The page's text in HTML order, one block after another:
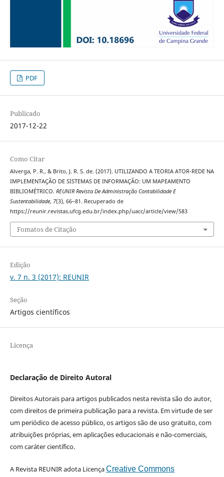
PDF
Publicado
2017-12-22
Como Citar
Alverga, P. R., & Brito, J. R. S. de. (2017). UTILIZANDO A TEORIA ATOR-REDE NA
IMPLEMENTAÇÃO DE SISTEMAS DE INFORMAÇÃO: UM MAPEAMENTO
BIBLIOMÉTRICO. REUNIR Revista De Administração Contabilidade E
Sustentabilidade, 7(3), 66–81. Recuperado de
https://reunir.revistas.ufcg.edu.br/index.php/uacc/article/view/583
Fomatos de Citação
Edição
v. 7 n. 3 (2017): REUNIR
Seção
Artigos científicos
Licença
Declaração de Direito Autoral
Direitos Autorais para artigos publicados nesta revista são do autor,
com direitos de primeira publicação para a revista. Em virtude de ser
um periódico de acesso público, os artigos são de uso gratuito, com
atribuições próprias, em aplicações educacionais e não-comerciais,
com caráter científico.
A Revista REUNIR adota LicençaCreative Commons